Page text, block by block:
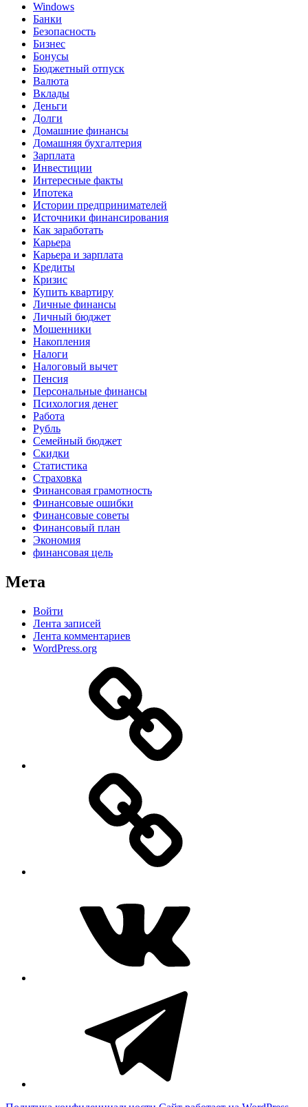
Windows
Банки
Безопасность
Бизнес
Бонусы
Бюджетный отпуск
Валюта
Вклады
Деньги
Долги
Домашние финансы
Домашняя бухгалтерия
Зарплата
Инвестиции
Интересные факты
Ипотека
Истории предпринимателей
Источники финансирования
Как заработать
Карьера
Карьера и зарплата
Кредиты
Кризис
Купить квартиру
Личные финансы
Личный бюджет
Мошенники
Накопления
Налоги
Налоговый вычет
Пенсия
Персональные финансы
Психология денег
Работа
Рубль
Семейный бюджет
Скидки
Статистика
Страховка
Финансовая грамотность
Финансовые ошибки
Финансовые советы
Финансовый план
Экономия
финансовая цель
Мета
Войти
Лента записей
Лента комментариев
WordPress.org